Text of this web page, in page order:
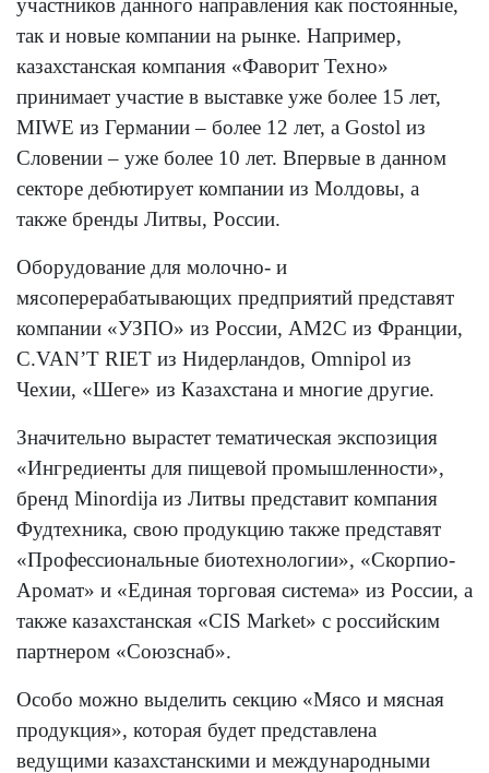
участников данного направления как постоянные,
так и новые компании на рынке. Например,
казахстанская компания «Фаворит Техно»
принимает участие в выставке уже более 15 лет,
MIWE из Германии – более 12 лет, а Gostol из
Словении – уже более 10 лет. Впервые в данном
секторе дебютирует компании из Молдовы, а
также бренды Литвы, России.
Оборудование для молочно- и
мясоперерабатывающих предприятий представят
компании «УЗПО» из России, AM2C из Франции,
С.VAN’T RIET из Нидерландов, Omnipol из
Чехии, «Шеге» из Казахстана и многие другие.
Значительно вырастет тематическая экспозиция
«Ингредиенты для пищевой промышленности»,
бренд Minordija из Литвы представит компания
Фудтехника, свою продукцию также представят
«Профессиональные биотехнологии», «Скорпио-
Аромат» и «Единая торговая система» из России, а
также казахстанская «CIS Market» с российским
партнером «Союзснаб».
Особо можно выделить секцию «Мясо и мясная
продукция», которая будет представлена
ведущими казахстанскими и международными